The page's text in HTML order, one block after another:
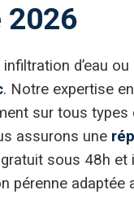
2026
d’eau
. Notre expertise en
sur tous
assurons une
sous 48h et
pérenne